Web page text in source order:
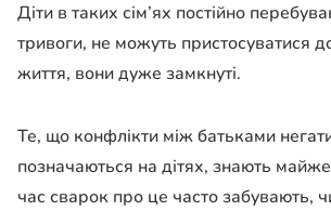
Діти в таких сім’ях постійно
тривоги, не можуть пристосуватися
життя, вони дуже замкнуті.
Те, що конфлікти між батьками
позначаються на дітях, знають
час сварок про це часто забувають,